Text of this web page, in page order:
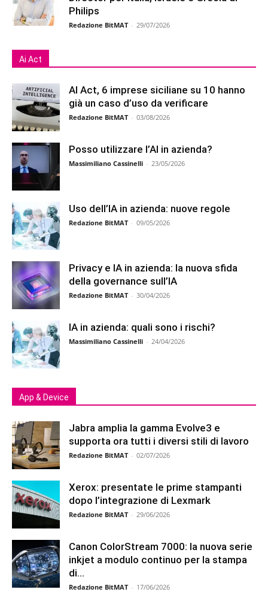
Philips
Redazione BitMAT - 29/07/2026
Ai Act
AI Act, 6 imprese siciliane su 10 hanno
già un caso d’uso da verificare
Redazione BitMAT - 03/08/2026
Posso utilizzare l’AI in azienda?
Massimiliano Cassinelli - 23/05/2026
Uso dell’IA in azienda: nuove regole
Redazione BitMAT - 09/05/2026
Privacy e IA in azienda: la nuova sfida
della governance sull’IA
Redazione BitMAT - 30/04/2026
IA in azienda: quali sono i rischi?
Massimiliano Cassinelli - 24/04/2026
App & Device
Jabra amplia la gamma Evolve3 e
supporta ora tutti i diversi stili di lavoro
Redazione BitMAT - 02/07/2026
Xerox: presentate le prime stampanti
dopo l’integrazione di Lexmark
Redazione BitMAT - 29/06/2026
Canon ColorStream 7000: la nuova serie
inkjet a modulo continuo per la stampa
di...
Redazione BitMAT - 17/06/2026